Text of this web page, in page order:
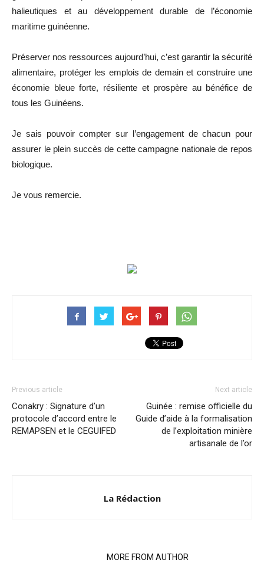
halieutiques et au développement durable de l’économie
maritime guinéenne.
Préserver nos ressources aujourd’hui, c’est garantir la sécurité
alimentaire, protéger les emplois de demain et construire une
économie bleue forte, résiliente et prospère au bénéfice de
tous les Guinéens.
Je sais pouvoir compter sur l’engagement de chacun pour
assurer le plein succès de cette campagne nationale de repos
biologique.
Je vous remercie.
Previous article
Conakry : Signature d’un
protocole d’accord entre le
REMAPSEN et le CEGUIFED
Next article
Guinée : remise officielle du
Guide d’aide à la formalisation
de l’exploitation minière
artisanale de l’or
La Rédaction
MORE FROM AUTHOR